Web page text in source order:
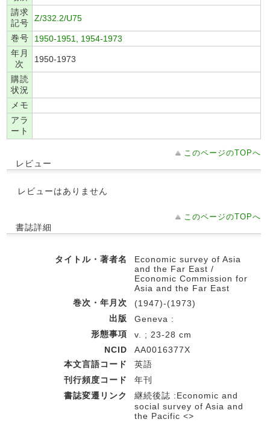
請求
記号
Z/332.2/U75
巻号
1950-1951, 1954-1973
年月
次
1950-1973
購読
状況
メモ
アラ
ート
このページのTOPへ
レビュー
レビューはありません
このページのTOPへ
書誌詳細
タイトル・著者名
Economic survey of Asia
and the Far East /
Economic Commission for
Asia and the Far East
巻次・年月次
(1947)-(1973)
出版
Geneva :
形態事項
v. ; 23-28 cm
NCID
AA0016377X
本文言語コード
英語
刊行頻度コード
年刊
書誌変遷リンク
継続後誌 :Economic and
social survey of Asia and
the Pacific <>